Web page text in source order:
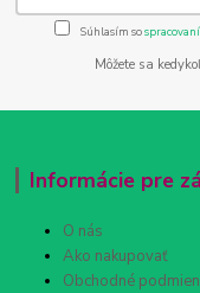
Súhlasím so
Môžete sa
Informácie pre
O nás
Ako nakupovať
Obchodné